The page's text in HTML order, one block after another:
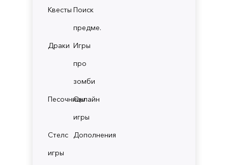
Квесты Поиск
предме.
Драки Игры
про
зомби
ПесочницыОнлайн
игры
Стелс
игры
Дополнения